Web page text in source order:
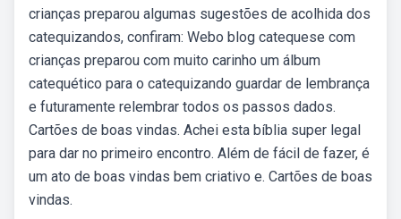
crianças preparou algumas sugestões de acolhida dos
catequizandos, confiram: Webo blog catequese com
crianças preparou com muito carinho um álbum
catequético para o catequizando guardar de lembrança
e futuramente relembrar todos os passos dados.
Cartões de boas vindas. Achei esta bíblia super legal
para dar no primeiro encontro. Além de fácil de fazer, é
um ato de boas vindas bem criativo e. Cartões de boas
vindas.